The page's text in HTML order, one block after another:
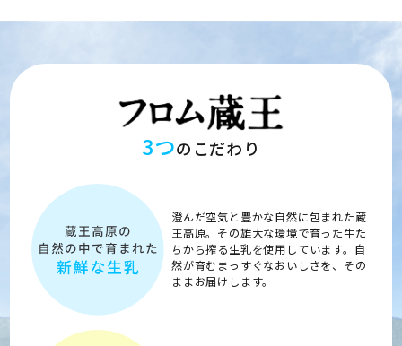
3つのこだわり
澄んだ空気と豊かな自然に包まれた蔵
王高原。その雄大な環境で育った牛た
ちから搾る生乳を使用しています。自
然が育むまっすぐなおいしさを、その
ままお届けします。